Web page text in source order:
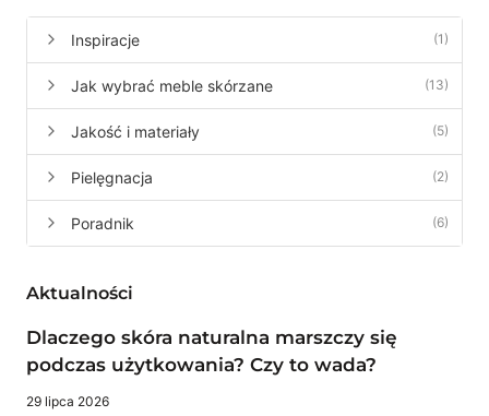
Inspiracje (1)
Jak wybrać meble skórzane (13)
Jakość i materiały (5)
Pielęgnacja (2)
Poradnik (6)
Aktualności
Dlaczego skóra naturalna marszczy się
podczas użytkowania? Czy to wada?
29 lipca 2026